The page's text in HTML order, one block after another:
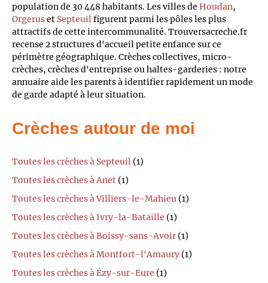
population de 30 448 habitants. Les villes de Houdan,
Orgeruset Septeuilfigurent parmi les pôles les plus
attractifs de cette intercommunalité. Trouversacreche.fr
recense 2 structures d'accueil petite enfance sur ce
périmètre géographique. Crèches collectives, micro-
crèches, crèches d'entreprise ou haltes-garderies : notre
annuaire aide les parents à identifier rapidement un mode
de garde adapté à leur situation.
Crèches autour de moi
Toutes les crèches à Septeuil (1)
Toutes les crèches à Anet (1)
Toutes les crèches à Villiers-le-Mahieu (1)
Toutes les crèches à Ivry-la-Bataille (1)
Toutes les crèches à Boissy-sans-Avoir (1)
Toutes les crèches à Montfort-l'Amaury (1)
Toutes les crèches à Ézy-sur-Eure (1)